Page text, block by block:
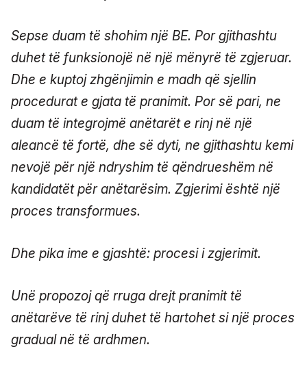
Sepse duam të shohim një BE. Por gjithashtu
duhet të funksionojë në një mënyrë të zgjeruar.
Dhe e kuptoj zhgënjimin e madh që sjellin
procedurat e gjata të pranimit. Por së pari, ne
duam të integrojmë anëtarët e rinj në një
aleancë të fortë, dhe së dyti, ne gjithashtu kemi
nevojë për një ndryshim të qëndrueshëm në
kandidatët për anëtarësim. Zgjerimi është një
proces transformues.
Dhe pika ime e gjashtë: procesi i zgjerimit.
Unë propozoj që rruga drejt pranimit të
anëtarëve të rinj duhet të hartohet si një proces
gradual në të ardhmen.